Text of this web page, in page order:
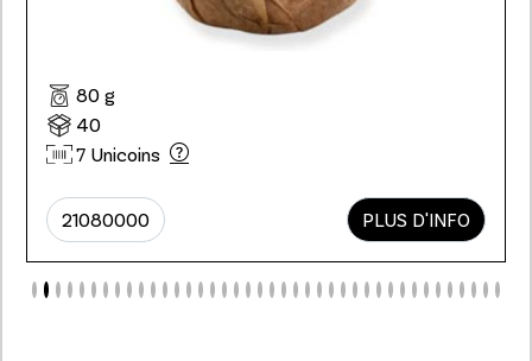
80 g
40
7 Unicoins
21080000 PLUS D'INFO